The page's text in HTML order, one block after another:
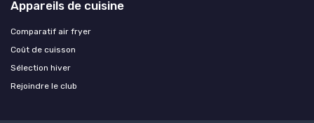
Appareils de cuisine
Comparatif air fryer
Coût de cuisson
Sélection hiver
Rejoindre le club